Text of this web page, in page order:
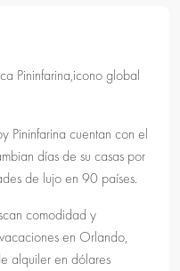
Pininfarina,icono global
Pininfarina cuentan con el
días de su casas por
de lujo en 90 países.
comodidad y
en Orlando,
alquiler en dólares